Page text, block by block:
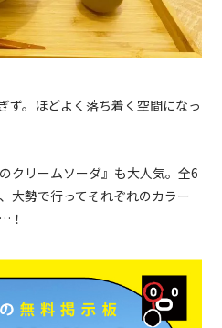
ず。ほどよく落ち着く空間になっ
クリームソーダ』も大人気。全6
大勢で行ってそれぞれのカラー
！